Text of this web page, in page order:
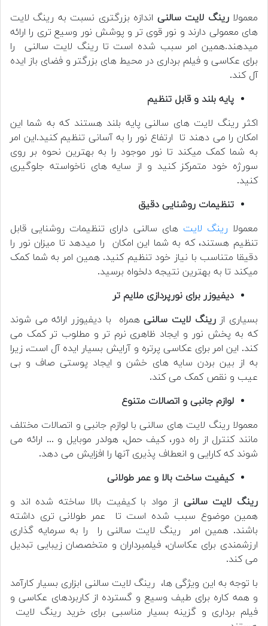
معمولارینگ لایت سالنی اندازه بزرگتری نسبت به رینگ لایت
های معمولی دارند و نور قوی تر و پوشش نور وسیع تری را ارائه
میدهند.همین امر سبب شده است تا رینگ لایت سالنی را
برای عکاسی و فیلم برداری در محیط های بزرگتر و فضای باز ایده
آل کند.
پایه بلند و قابل تنظیم
اکثر رینگ لایت های سالنی پایه بلند هستند که به شما این
امکان را می دهند تا ارتفاع نور را به آسانی تنظیم کنید.این امر
به شما کمک میکند تا نور موجود را به بهترین نحوه بر روی
سورژه خود متمرکز کنید و از سایه های ناخواسته جلوگیری
کنید.
تنظیمات روشنایی دقیق
معمولا رینگ لایت های سالنی دارای تنظیمات روشنایی قابل
تنظیم هستند، که به شما این امکان را میدهد تا میزان نور را
دقیقا متناسب با نیاز خود تنظیم کنید. همین امر به شما کمک
میکند تا به بهترین نتیجه دلخواه برسید.
دیفیوزر برای نورپردازی ملایم تر
بسیاری ازرینگ لایت سالنیهمراه با دیفیوزر ارائه می شوند
که به پخش نور و ایجاد ظاهری نرم تر و مطلوب تر کمک می
کند. این امر برای عکاسی پرتره و آرایش بسیار ایده آل است، زیرا
به از بین بردن سایه های خشن و ایجاد پوستی صاف و بی
عیب و نقص کمک می کند.
لوازم جانبی و اتصالات متنوع
معمولا رینگ لایت های سالنی با لوازم جانبی و اتصالات مختلف
مانند کنترل از راه دور، کیف حمل، هولدر موبایل و ... ارائه می
شوند که کارایی و انعطاف پذیری آنها را افزایش می دهد.
کیفیت ساخت بالا و عمر طولانی
رینگ لایت سالنی از مواد با کیفیت بالا ساخته شده اند و
همین موضوع سبب شده است تا عمر طولانی تری داشته
باشند. همین امر رینگ لایت سالنی را را به سرمایه گذاری
ارزشمندی برای عکاسان، فیلمبرداران و متخصصان زیبایی تبدیل
می کند.
با توجه به این ویژگی ها، رینگ لایت سالنی ابزاری بسیار کارآمد
و همه کاره برای طیف وسیع و گسترده از کاربردهای عکاسی و
فیلم برداری و گزینه بسیار مناسبی برای خرید رینگ لایت